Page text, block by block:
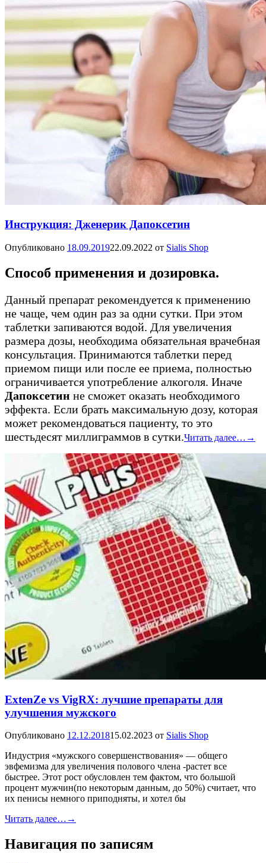
Инструкция: Дженерик Дапоксетин
Опубликовано 18.09.201922.09.2022 от Sialis Shop
Способ применения и дозировка.
Данный препарат рекомендуется к применению
не чаще, чем один раз за одни сутки. При этом
таблетки запиваются водой. Для увеличения
размера дозы, необходима обязательная врачебная
консультация. Принимаются таблетки перед
приемом пищи или после ее приема, полностью
ограничивается употребление алкоголя. Иначе
Дапоксетин не сможет оказать необходимого
эффекта. Если брать максимальную дозу, которая
может рекомендоваться пациенту, то это
шестьдесят миллиграммов в сутки.Читать далее… →
ExtenZe vs VigRX: лучшие препараты для
улучшения мужского
Опубликовано 12.12.201815.02.2023 от Sialis Shop
Индустрия «мужского совершенствования» — общего
эвфемизма для увеличения полового члена -растет все
быстрее. Этот рост обусловлен тем фактом, что большой
процент мужчин(по некоторым данным, до 50%) считает, что
их пенисы немного приподняты, и хотел бы
Читать далее… →
Навигация по записям